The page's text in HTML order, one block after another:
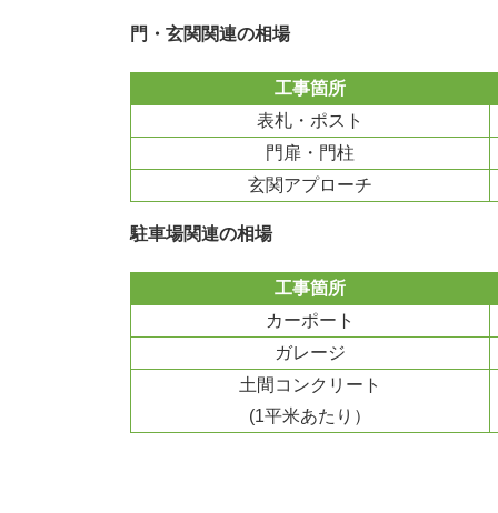
門・玄関関連の相場
工事箇所
表札・ポスト
門扉・門柱
玄関アプローチ
駐車場関連の相場
工事箇所
カーポート
ガレージ
土間コンクリート
(1平米あたり）